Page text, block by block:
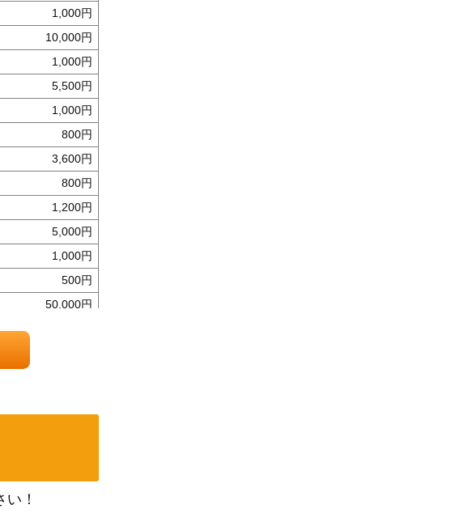
1,000
10,000
1,000
5,500
1,000
800
3,600
800
1,200
5,000
1,000
500
50,000
！